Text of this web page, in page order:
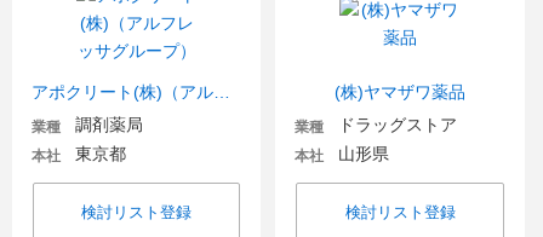
業種 調剤薬局
本社 東京都
検討リスト登録
(株)ヤマザワ薬品
業種 ドラッグストア
本社 山形県
検討リスト登録